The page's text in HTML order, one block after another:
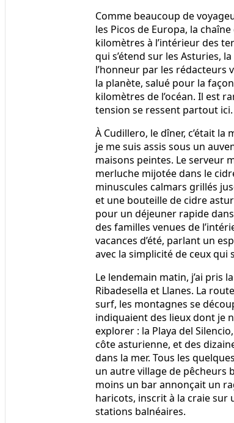
Comme beaucoup de
les Picos de Europa, la
kilomètres à l’intérieur des
qui s’étend sur les Asturies,
l’honneur par les rédacteurs
la planète, salué pour la
kilomètres de l’océan. Il est
tension se ressent partout ici.
À Cudillero, le dîner, c’était
je me suis assis sous un
maisons peintes. Le serveur
merluche mijotée dans le
minuscules calmars grillés
et une bouteille de cidre
pour un déjeuner rapide
des familles venues de
vacances d’été, parlant un
avec la simplicité de ceux
Le lendemain matin, j’ai pris
Ribadesella et Llanes. La
surf, les montagnes se
indiquaient des lieux dont je
explorer : la Playa del
côte asturienne, et des
dans la mer. Tous les
un autre village de pêcheurs
moins un bar annonçait un
haricots, inscrit à la craie
stations balnéaires.